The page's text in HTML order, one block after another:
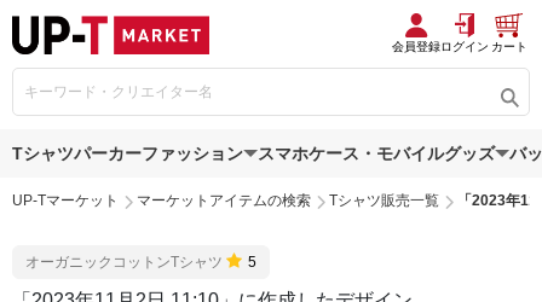
会員登録ログイン カート
Tシャツパーカーファッション スマホケース・モバイルグッズ バ
UP-Tマーケット マーケットアイテムの検索 Tシャツ販売一覧 「2023年
オーガニックコットンTシャツ 5